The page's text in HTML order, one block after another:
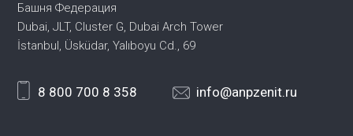
Башня Федерация
Dubai, JLT, Cluster G, Dubai Arch Tower
İstanbul, Üsküdar, Yalıboyu Cd., 69
8 800 700 8 358 info@anpzenit.ru